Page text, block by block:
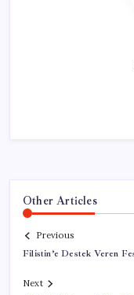
Other Articles
Previous
Filistin’e Destek Veren
Next